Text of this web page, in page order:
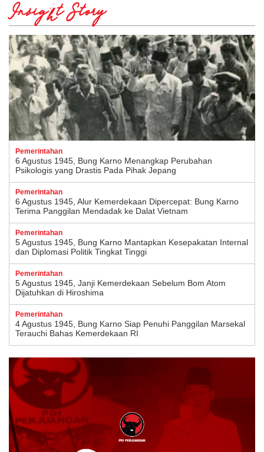
Insight Story
Pemerintahan
6 Agustus 1945, Bung Karno Menangkap Perubahan
Psikologis yang Drastis Pada Pihak Jepang
Pemerintahan
6 Agustus 1945, Alur Kemerdekaan Dipercepat: Bung Karno
Terima Panggilan Mendadak ke Dalat Vietnam
Pemerintahan
5 Agustus 1945, Bung Karno Mantapkan Kesepakatan Internal
dan Diplomasi Politik Tingkat Tinggi
Pemerintahan
5 Agustus 1945, Janji Kemerdekaan Sebelum Bom Atom
Dijatuhkan di Hiroshima
Pemerintahan
4 Agustus 1945, Bung Karno Siap Penuhi Panggilan Marsekal
Terauchi Bahas Kemerdekaan RI